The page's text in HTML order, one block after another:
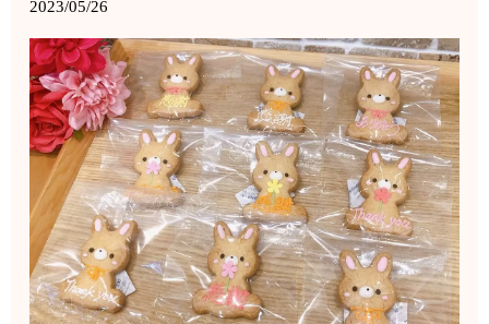
2023/05/26